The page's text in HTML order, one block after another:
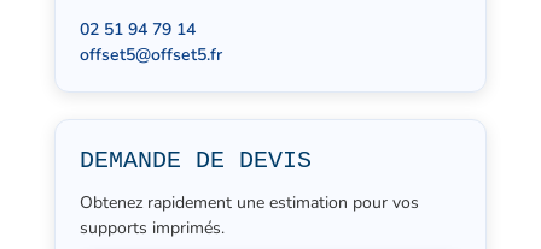
02 51 94 79 14
offset5@offset5.fr
DEMANDE DE DEVIS
Obtenez rapidement une estimation pour vos
supports imprimés.